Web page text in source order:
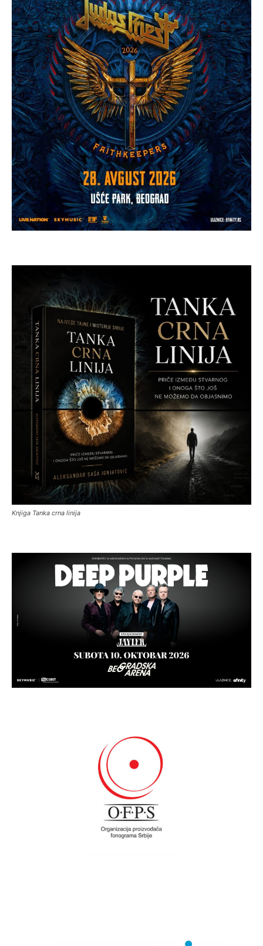
Knjiga Tanka crna linija